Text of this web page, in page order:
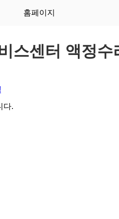
홈페이지
스센터 액정수
다.